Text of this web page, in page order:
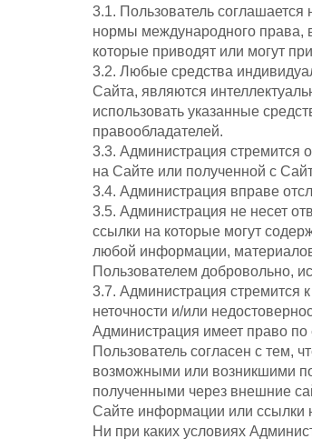
3.1. Пользователь
нормы международного права,
которые приводят или могут
3.2. Любые средства
Сайта, являются
использовать указанные
правообладателей.
3.3. Администрация стремится
на Сайте или полученной с
3.4. Администрация вправе
3.5. Администрация не несет
ссылки на которые могут
любой информации,
Пользователем добровольно,
3.7. Администрация стремится
неточности и/или
Администрация имеет право
Пользователь согласен с тем,
возможными или возникшими
полученными через внешние
Сайте информации или ссылки
Ни при каких условиях